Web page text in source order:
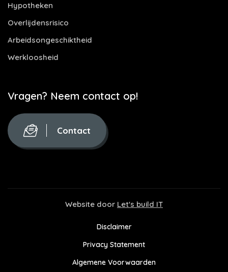
Hypotheken
Overlijdensrisico
Arbeidsongeschiktheid
Werkloosheid
Vragen? Neem contact op!
Contact
Website door Let's build IT
Disclaimer
Privacy Statement
Algemene Voorwaarden